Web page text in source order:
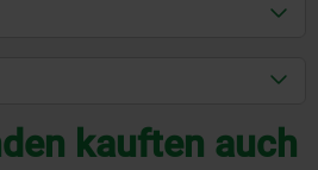
kauften auch